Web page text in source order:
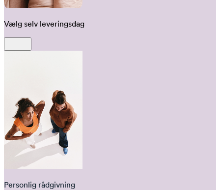
Vælg selv leveringsdag
Personlig rådgivning